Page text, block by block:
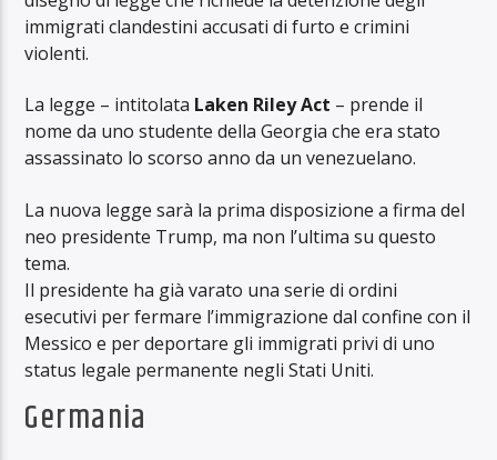
immigrati clandestini accusati di furto e crimini
violenti.
La legge – intitolata Laken Riley Act – prende il
nome da uno studente della Georgia che era stato
assassinato lo scorso anno da un venezuelano.
La nuova legge sarà la prima disposizione a firma del
neo presidente Trump, ma non l’ultima su questo
tema.
Il presidente ha già varato una serie di ordini
esecutivi per fermare l’immigrazione dal confine con il
Messico e per deportare gli immigrati privi di uno
status legale permanente negli Stati Uniti.
Germania